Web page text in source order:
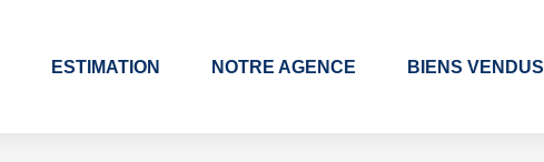
ESTIMATION NOTRE AGENCE BIENS VENDUS